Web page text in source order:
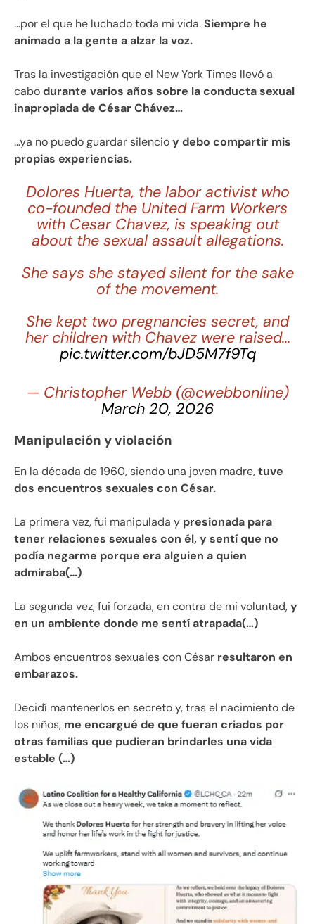
…por el que he luchado toda mi vida.Siempre he
animado a la gente a alzar la voz.
Tras la investigación que el New York Times llevó a
cabodurante varios años sobre la conducta sexual
inapropiada de César Chávez…
…ya no puedo guardar silencioy debo compartir mis
propias experiencias.
Dolores Huerta, the labor activist who
co-founded the United Farm Workers
with Cesar Chavez, is speaking out
about the sexual assault allegations.
She says she stayed silent for the sake
of the movement.
She kept two pregnancies secret, and
her children with Chavez were raised…
pic.twitter.com/bJD5M7f9Tq
— Christopher Webb (@cwebbonline)
March 20, 2026
Manipulación y violación
En la década de 1960, siendo una joven madre,tuve
dos encuentros sexuales con César.
La primera vez, fui manipulada y presionada para
tener relaciones sexuales con él, y sentí que no
podía negarme porque era alguien a quien
admiraba(…)
La segunda vez, fui forzada, en contra de mi voluntad,y
en un ambiente donde me sentí atrapada(…)
Ambos encuentros sexuales con César resultaron en
embarazos.
Decidí mantenerlos en secreto y, tras el nacimiento de
los niños, me encargué de que fueran criados por
otras familias que pudieran brindarles una vida
estable (…)